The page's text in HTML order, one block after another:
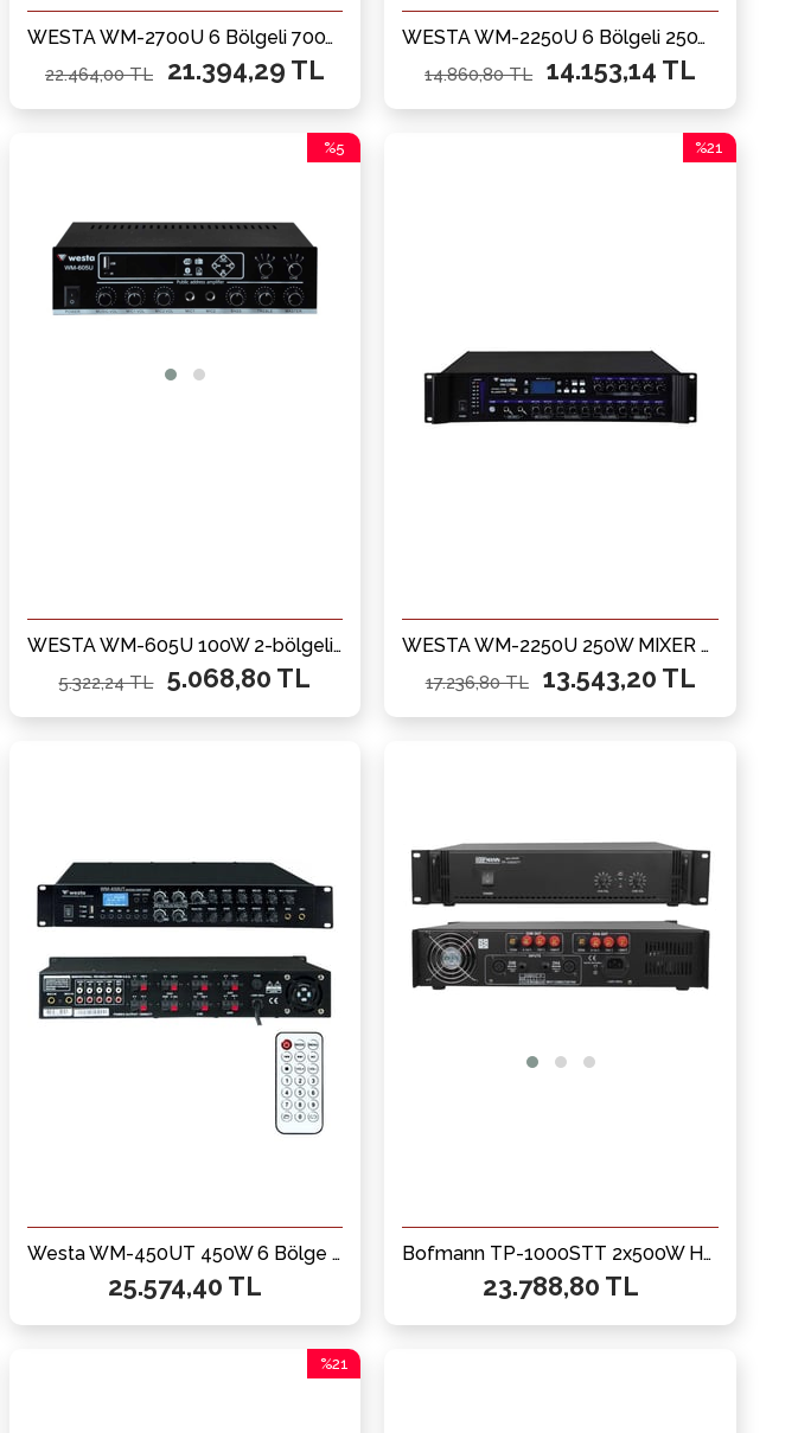
WESTA WM-2700U 6 Bölgeli 700W 100V Mikser Amfi
21.394,29 TL
22.464,00 TL
WESTA WM-2250U 6 Bölgeli 250W 100V Mikser Amfi
14.153,14 TL
14.860,80 TL
WESTA WM-605U 100W 2-bölgeli Mikser Amfi
5.068,80 TL
5.322,24 TL
%5
WESTA WM-2250U 250W MIXER AMFI
13.543,20 TL
17.236,80 TL
%21
Westa WM-450UT 450W 6 Bölge Kontrollü Profesyonel Mikser Anfi Bluetooth, USB ve Eko Destekli Hat Trafolu Güç Ünitesi
25.574,40 TL
Bofmann TP-1000STT 2x500W Hat Trafolu Stereo Power Amfi - 100V Profesyonel Ses Sistemi
23.788,80 TL
%21